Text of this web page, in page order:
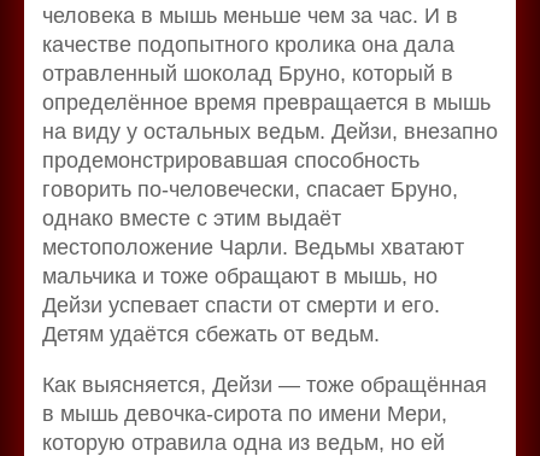
человека в мышь меньше чем за час. И в
качестве подопытного кролика она дала
отравленный шоколад Бруно, который в
определённое время превращается в мышь
на виду у остальных ведьм. Дейзи, внезапно
продемонстрировавшая способность
говорить по-человечески, спасает Бруно,
однако вместе с этим выдаёт
местоположение Чарли. Ведьмы хватают
мальчика и тоже обращают в мышь, но
Дейзи успевает спасти от смерти и его.
Детям удаётся сбежать от ведьм.
Как выясняется, Дейзи — тоже обращённая
в мышь девочка-сирота по имени Мери,
которую отравила одна из ведьм, но ей